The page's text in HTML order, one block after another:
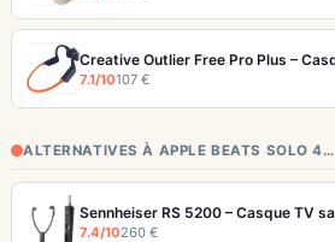
7.1/10107 €
ALTERNATIVES À APPLE BEATS SOLO 4…
7.4/10260 €